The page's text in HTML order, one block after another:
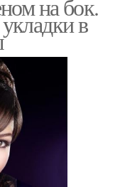
на бок.
в